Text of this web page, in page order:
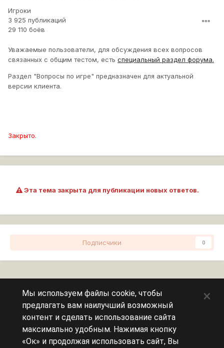
Игроки
3 925 публикаций
29 110 боёв
Уважаемые пользователи, для обсуждения всех вопросов
связанных с общим тестом, есть специальный раздел форума.
Раздел "Вопросы по игре" предназначен для актуальной
версии клиента.
Закрыто.
Эта тема закрыта для публикации новых ответов.
Подписчики 0
Сейчас на странице
Эту страницу никто не просматривает.
Мы используем файлы cookie, чтобы
предлагать вам наилучший возможный
контент и сделать использование сайта
максимально удобным. Нажимая кнопку
«Ок» и продолжая использовать сайт, Вы
×